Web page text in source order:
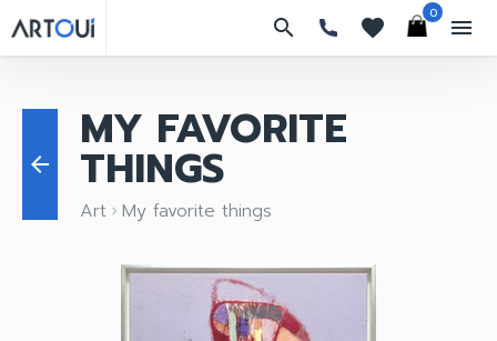
search favorites
0
menu
arrow_back
MY FAVORITE
THINGS
Art keyboard_arrow_right My favorite things